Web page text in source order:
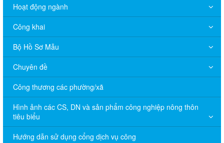
Hoạt động ngành
Công khai
Bộ Hồ Sơ Mẫu
Chuyên đề
Công thương các phường/xã
Hình ảnh các CS, DN và sản phẩm công nghiệp nông thôn
tiêu biểu
Hướng dẫn sử dụng cổng dịch vụ công